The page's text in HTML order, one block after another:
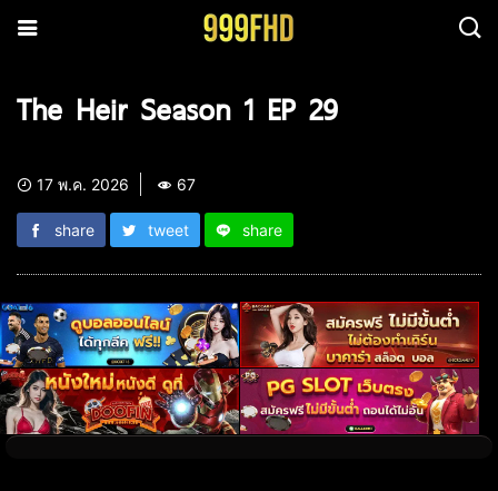
The Heir Season 1 EP 29
17 พ.ค. 2026 67
share tweet share